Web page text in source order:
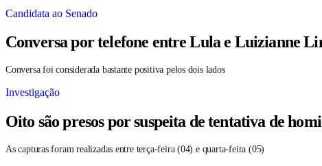
Candidata ao Senado
Conversa por telefone entre Lula e Luizianne
Conversa foi considerada bastante positiva pelos dois lados
Investigação
Oito são presos por suspeita de tentativa de
As capturas foram realizadas entre terça-feira (04) e quarta-feira (05)